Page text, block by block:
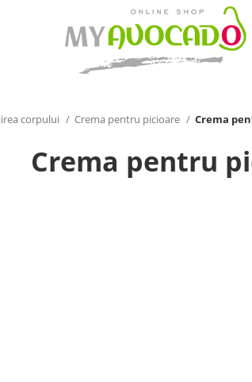
corpului Crema pentru picioare Crema
Crema pentru